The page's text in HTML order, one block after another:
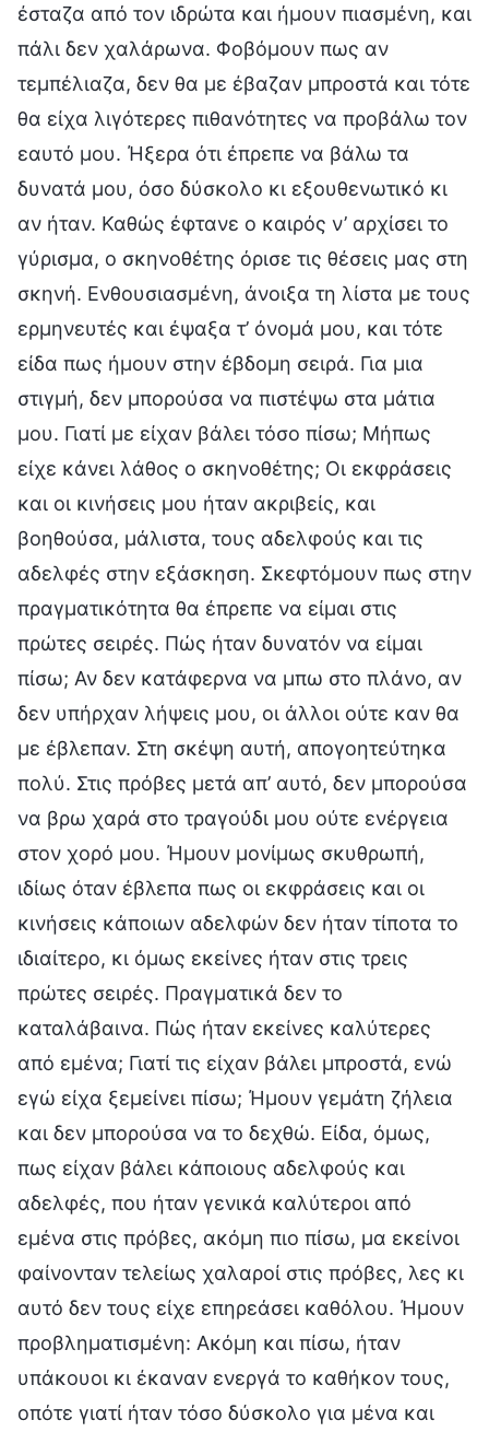
έσταζα από τον ιδρώτα και ήμουν πιασμένη, και
πάλι δεν χαλάρωνα. Φοβόμουν πως αν
τεμπέλιαζα, δεν θα με έβαζαν μπροστά και τότε
θα είχα λιγότερες πιθανότητες να προβάλω τον
εαυτό μου. Ήξερα ότι έπρεπε να βάλω τα
δυνατά μου, όσο δύσκολο κι εξουθενωτικό κι
αν ήταν. Καθώς έφτανε ο καιρός ν’ αρχίσει το
γύρισμα, ο σκηνοθέτης όρισε τις θέσεις μας στη
σκηνή. Ενθουσιασμένη, άνοιξα τη λίστα με τους
ερμηνευτές και έψαξα τ’ όνομά μου, και τότε
είδα πως ήμουν στην έβδομη σειρά. Για μια
στιγμή, δεν μπορούσα να πιστέψω στα μάτια
μου. Γιατί με είχαν βάλει τόσο πίσω; Μήπως
είχε κάνει λάθος ο σκηνοθέτης; Οι εκφράσεις
και οι κινήσεις μου ήταν ακριβείς, και
βοηθούσα, μάλιστα, τους αδελφούς και τις
αδελφές στην εξάσκηση. Σκεφτόμουν πως στην
πραγματικότητα θα έπρεπε να είμαι στις
πρώτες σειρές. Πώς ήταν δυνατόν να είμαι
πίσω; Αν δεν κατάφερνα να μπω στο πλάνο, αν
δεν υπήρχαν λήψεις μου, οι άλλοι ούτε καν θα
με έβλεπαν. Στη σκέψη αυτή, απογοητεύτηκα
πολύ. Στις πρόβες μετά απ’ αυτό, δεν μπορούσα
να βρω χαρά στο τραγούδι μου ούτε ενέργεια
στον χορό μου. Ήμουν μονίμως σκυθρωπή,
ιδίως όταν έβλεπα πως οι εκφράσεις και οι
κινήσεις κάποιων αδελφών δεν ήταν τίποτα το
ιδιαίτερο, κι όμως εκείνες ήταν στις τρεις
πρώτες σειρές. Πραγματικά δεν το
καταλάβαινα. Πώς ήταν εκείνες καλύτερες
από εμένα; Γιατί τις είχαν βάλει μπροστά, ενώ
εγώ είχα ξεμείνει πίσω; Ήμουν γεμάτη ζήλεια
και δεν μπορούσα να το δεχθώ. Είδα, όμως,
πως είχαν βάλει κάποιους αδελφούς και
αδελφές, που ήταν γενικά καλύτεροι από
εμένα στις πρόβες, ακόμη πιο πίσω, μα εκείνοι
φαίνονταν τελείως χαλαροί στις πρόβες, λες κι
αυτό δεν τους είχε επηρεάσει καθόλου. Ήμουν
προβληματισμένη: Ακόμη και πίσω, ήταν
υπάκουοι κι έκαναν ενεργά το καθήκον τους,
οπότε γιατί ήταν τόσο δύσκολο για μένα και